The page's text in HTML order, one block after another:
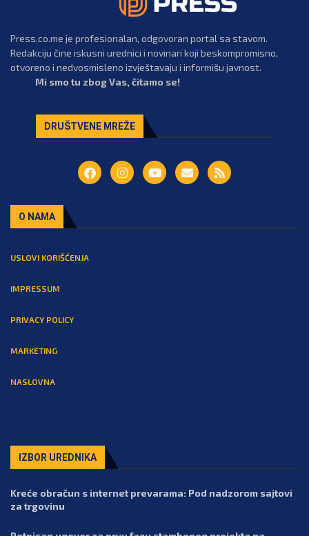
Press.co.me je profesionalan, odgovoran portal sa stavom.
Redakciju čine iskusni urednici i novinari koji beskompromisno,
otvoreno i nedvosmisleno izvještavaju i informišu javnost.
Mi smo tu zbog Vas, čitamo se!
DRUŠTVENE MREŽE
O NAMA
USLOVI KORIŠĆENJA
IMPRESSUM
PRIVACY POLICY
MARKETING
NASLOVNA
IZBOR UREDNIKA
Kreće obračun s internet prevarama: Pod nadzorom sajtovi
za trgovinu